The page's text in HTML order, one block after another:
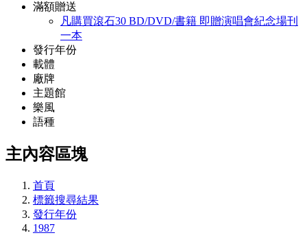
滿額贈送
凡購買滾石30 BD/DVD/書籍 即贈演唱會紀念場刊
一本
發行年份
載體
廠牌
主題館
樂風
語種
主內容區塊
首頁
標籤搜尋結果
發行年份
1987